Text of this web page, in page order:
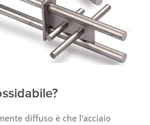
diffuso è che l'acciaio